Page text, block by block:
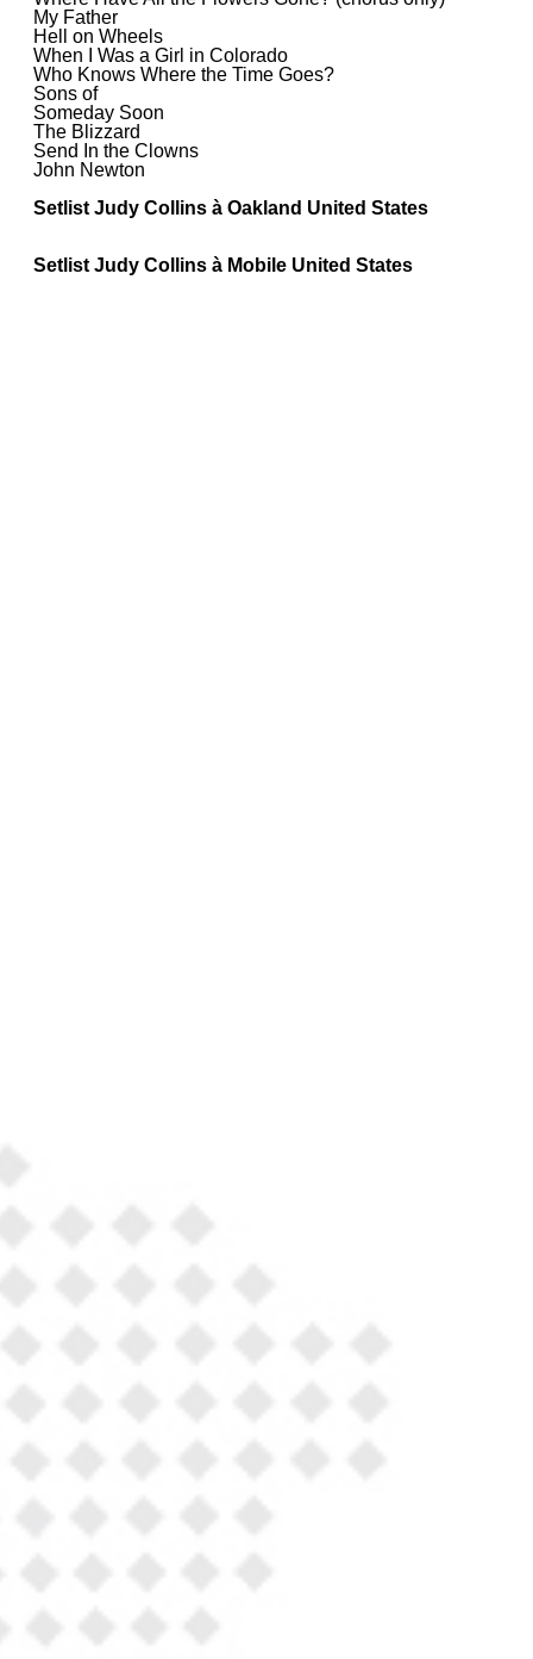
My Father
Hell on Wheels
When I Was a Girl in Colorado
Who Knows Where the Time Goes?
Sons of
Someday Soon
The Blizzard
Send In the Clowns
John Newton
Setlist Judy Collins à Oakland United States
Setlist Judy Collins à Mobile United States